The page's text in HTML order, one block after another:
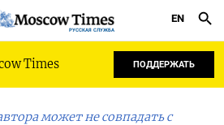
РУССКАЯ СЛУЖБА
EN
Times ПОДДЕРЖАТЬ
может не совпадать с